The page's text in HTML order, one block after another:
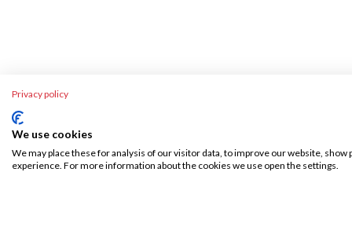
Über SKA-Tech
Effiziente Warenbeschaffung leicht gemacht –
AGB
Privacy policy
We use cookies
We may place these for analysis of our visitor data, to improve our website,
experience. For more information about the cookies we use open the settings.